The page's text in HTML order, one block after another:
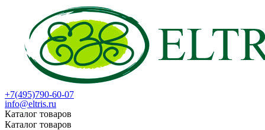
+7(495)790-60-07
info@eltris.ru
Каталог товаров
Каталог товаров